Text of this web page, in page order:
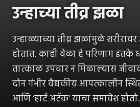
उन्हाच्या तीव्र झळा
उन्हाळ्याच्या तीव्र झळांमुळे
होतात. काही वेळा हे परिणाम इतके
तात्काळ उपचार न मिळाल्यास
दोन गंभीर वैद्यकीय आपत्कालीन
आणि ‘हार्ट अटॅक’ यांचा समावेश होतो.